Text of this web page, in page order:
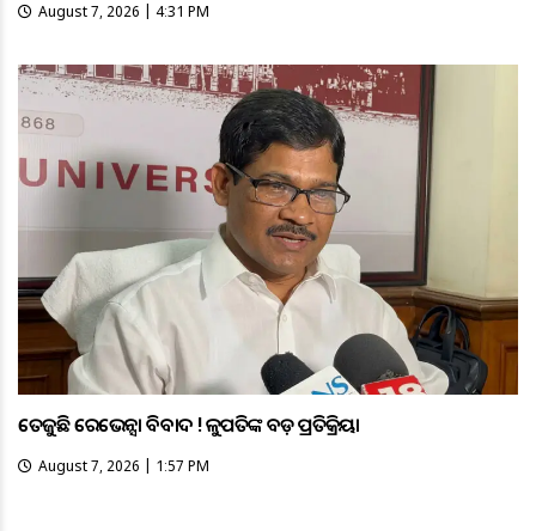
August 7, 2026 | 4:31 PM
ତେଜୁଛି ରେଭେନ୍ସା ବିବାଦ ! କୁଳପତିଙ୍କ ବଡ଼ ପ୍ରତିକ୍ରିୟା
August 7, 2026 | 1:57 PM